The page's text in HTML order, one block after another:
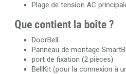
Plage de tension AC
Que contient la boîte ?
DoorBell
Panneau de montage
port de fixation (2 pièces)
BellKit (pour la connexion à